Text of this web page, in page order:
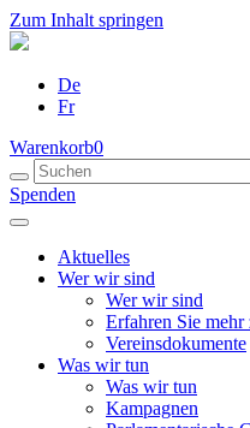
Zum Inhalt springen
De
Fr
Warenkorb0
Spenden
Aktuelles
Wer wir sind
Wer wir sind
Erfahren Sie
Vereinsdokumente
Was wir tun
Was wir tun
Kampagnen